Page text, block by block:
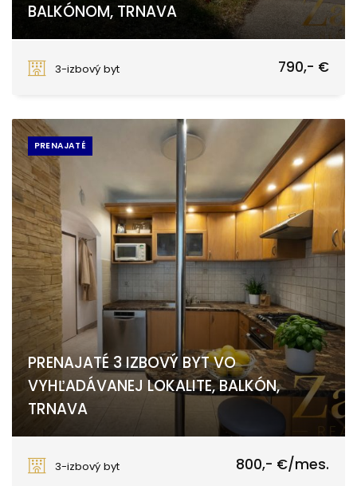
BALKÓNOM, TRNAVA
3-izbový byt
790,- €
PRENAJATÉ
PRENAJATÉ 3 IZBOVÝ BYT VO
VYHĽADÁVANEJ LOKALITE, BALKÓN,
TRNAVA
3-izbový byt
800,- €/mes.